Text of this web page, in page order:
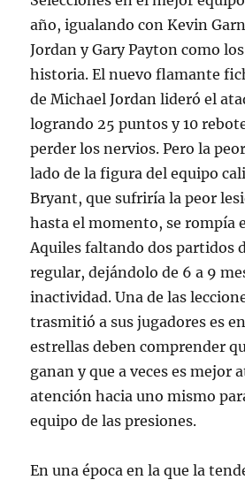
año, igualando con Kevin
Jordan y Gary Payton como
historia. El nuevo flamante
de Michael Jordan lideró el
logrando 25 puntos y 10
perder los nervios. Pero la
lado de la figura del equipo
Bryant, que sufriría la peor
hasta el momento, se rompía
Aquiles faltando dos partidos
regular, dejándolo de 6 a 9
inactividad. Una de las
trasmitió a sus jugadores es
estrellas deben comprender
ganan y que a veces es mejor
atención hacia uno mismo
equipo de las presiones.
En una época en la que la